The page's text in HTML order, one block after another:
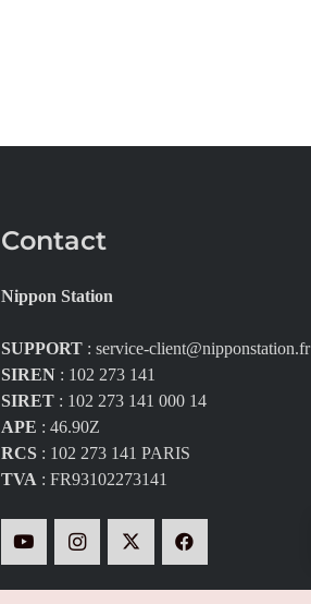
Contact
Nippon Station
SUPPORT: service-client@nipponstation.fr
SIREN: 102 273 141
SIRET: 102 273 141 000 14
APE : 46.90Z
RCS: 102 273 141 PARIS
TVA: FR93102273141